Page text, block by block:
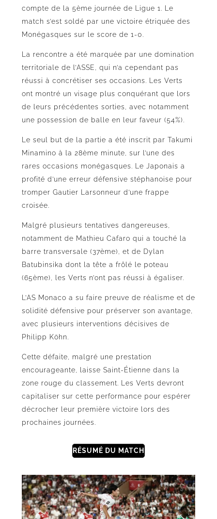
compte de la 5ème journée de Ligue 1. Le
match s’est soldé par une victoire étriquée des
Monégasques sur le score de 1-0.
La rencontre a été marquée par une domination
territoriale de l’ASSE, qui n’a cependant pas
réussi à concrétiser ses occasions. Les Verts
ont montré un visage plus conquérant que lors
de leurs précédentes sorties, avec notamment
une possession de balle en leur faveur (54%).
Le seul but de la partie a été inscrit par Takumi
Minamino à la 28ème minute, sur l’une des
rares occasions monégasques. Le Japonais a
profité d’une erreur défensive stéphanoise pour
tromper Gautier Larsonneur d’une frappe
croisée.
Malgré plusieurs tentatives dangereuses,
notamment de Mathieu Cafaro qui a touché la
barre transversale (37ème), et de Dylan
Batubinsika dont la tête a frôlé le poteau
(65ème), les Verts n’ont pas réussi à égaliser.
L’AS Monaco a su faire preuve de réalisme et de
solidité défensive pour préserver son avantage,
avec plusieurs interventions décisives de
Philipp Köhn.
Cette défaite, malgré une prestation
encourageante, laisse Saint-Étienne dans la
zone rouge du classement. Les Verts devront
capitaliser sur cette performance pour espérer
décrocher leur première victoire lors des
prochaines journées.
RÉSUMÉ DU MATCH